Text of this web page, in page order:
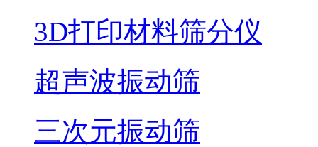
3D打印材料筛分仪
超声波振动筛
三次元振动筛